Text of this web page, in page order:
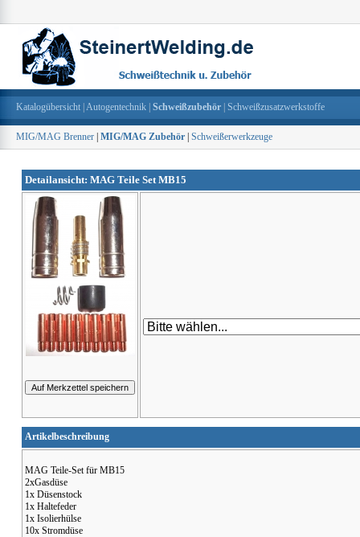
Katalogübersicht Autogentechnik Schweißzubehör Schweißzusatzwerkstoffe
MIG/MAG Brenner MIG/MAG Zubehör Schweißerwerkzeuge
Detailansicht: MAG Teile Set MB15
Artikelbeschreibung
MAG Teile-Set für MB15
2xGasdüse
1x Düsenstock
1x Haltefeder
1x Isolierhülse
10x Stromdüse